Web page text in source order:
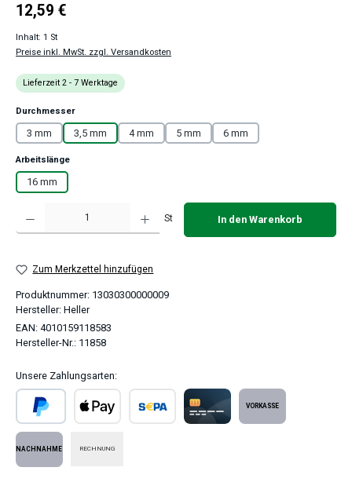
Regulärer Preis:
12,59 €
Inhalt: 1 St
Preise inkl. MwSt. zzgl. Versandkosten
Lieferzeit 2 - 7 Werktage
Durchmesserauswählen
3 mm 3,5 mm 4 mm 5 mm 6 mm
Arbeitslängeauswählen
16 mm
Produkt Anzahl: Gib den gewünschten Wert ein oder benutze die Schaltflächen
St In den Warenkorb
Zum Merkzettel hinzufügen
Produktnummer: 13030300000009
Hersteller: Heller
EAN: 4010159118583
Hersteller-Nr.: 11858
Unsere Zahlungsarten:
PayPal
RECHNUNG